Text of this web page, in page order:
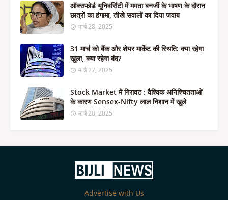
ऑक्सफोर्ड यूनिवर्सिटी में ममता बनर्जी के भाषण के दौरान
छात्रों का हंगामा, तीखे सवालों का दिया जवाब
मार्च 28, 2025
31 मार्च को बैंक और शेयर मार्केट की स्थिति: क्या रहेगा
खुला, क्या रहेगा बंद?
मार्च 27, 2025
Stock Market में गिरावट : वैश्विक अनिश्चितताओं
के कारण Sensex-Nifty लाल निशान में खुले
मार्च 28, 2025
Advertise with Us